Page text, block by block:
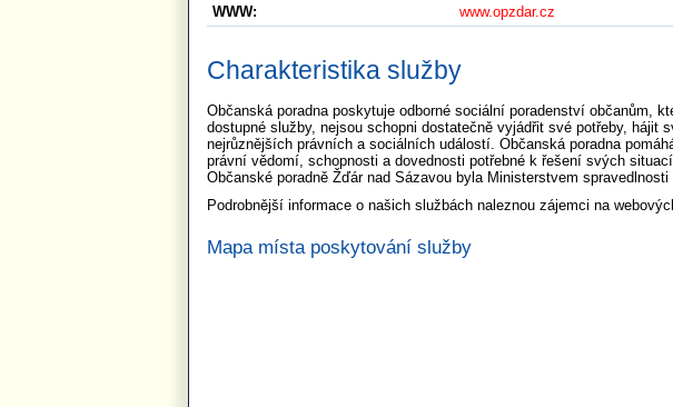
WWW:
www.opzdar.cz
Charakteristika služby
Občanská poradna poskytuje odborné sociální poradenství občanům,
dostupné služby, nejsou schopni dostatečně vyjádřit své potřeby,
nejrůznějších právních a sociálních událostí. Občanská poradna
právní vědomí, schopnosti a dovednosti potřebné k řešení svých
Občanské poradně Žďár nad Sázavou byla Ministerstvem
Podrobnější informace o našich službách naleznou zájemci na
Mapa místa poskytování služby